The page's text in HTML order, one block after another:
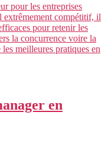
pour les entreprises
extrêmement compétitif, il
pour retenir les
la concurrence voire la
meilleures pratiques en
en